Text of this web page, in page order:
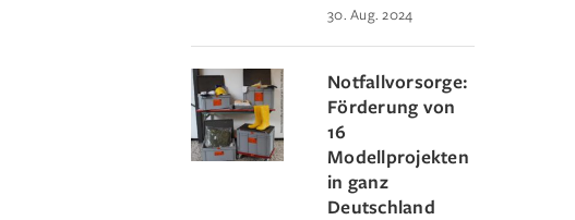
30. Aug. 2024
Notfallvorsorge:
Förderung von
16
Modellprojekten
in ganz
Deutschland